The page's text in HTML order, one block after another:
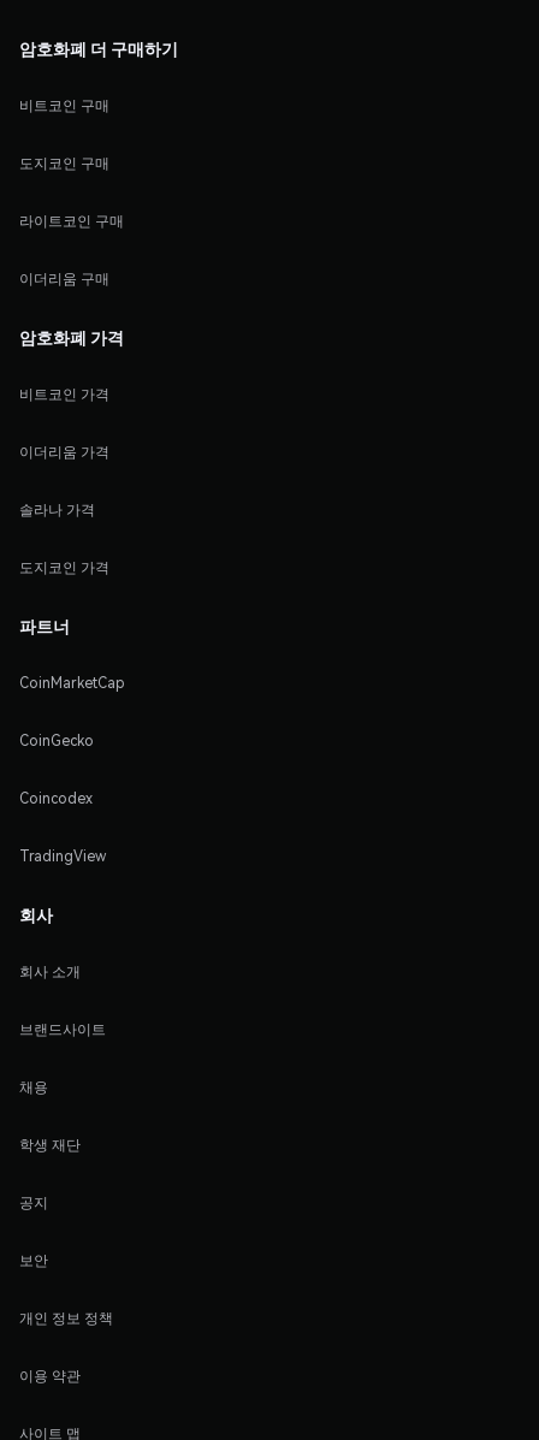
암호화폐 더 구매하기
비트코인 구매
도지코인 구매
라이트코인 구매
이더리움 구매
암호화폐 가격
비트코인 가격
이더리움 가격
솔라나 가격
도지코인 가격
파트너
CoinMarketCap
CoinGecko
Coincodex
TradingView
회사
회사 소개
브랜드사이트
채용
학생 재단
공지
보안
개인 정보 정책
이용 약관
사이트 맵